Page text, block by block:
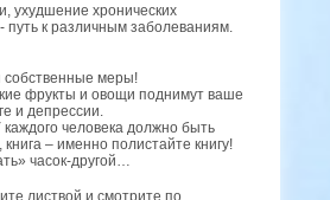
ухудшение хронических
к различным заболеваниям.
собственные меры!
фрукты и овощи поднимут ваше
и депрессии.
человека должно быть
– именно полистайте книгу!
часок-другой…
листвой и смотрите по